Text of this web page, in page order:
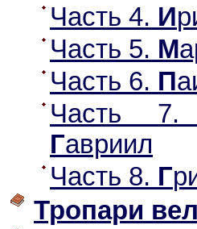
Часть 4. И
Часть 5. М
Часть 6. П
Часть
Гавриил
Часть 8. Г
Тропари